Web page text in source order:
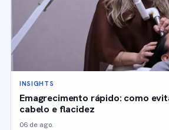
INSIGHTS
Emagrecimento rápido: como
cabelo e flacidez
06 de ago.